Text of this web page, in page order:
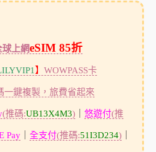
上網eSIM 85折
】 WOWPASS卡
鍵複製，旅費省起來
(推碼:UB13X4M3)｜ 悠遊付(推
Pay｜ 全支付(推碼:51I3D234)｜